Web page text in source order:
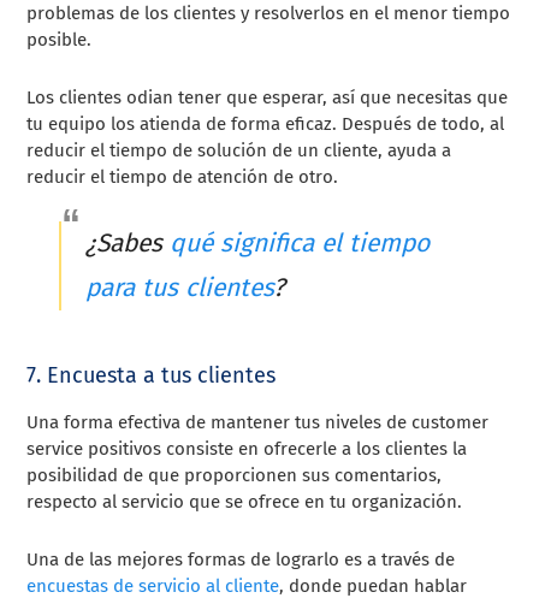
problemas de los clientes y resolverlos en el menor tiempo
posible.
Los clientes odian tener que esperar, así que necesitas que
tu equipo los atienda de forma eficaz. Después de todo, al
reducir el tiempo de solución de un cliente, ayuda a
reducir el tiempo de atención de otro.
¿Sabes qué significa el tiempo
para tus clientes?
7. Encuesta a tus clientes
Una forma efectiva de mantener tus niveles de customer
service positivos consiste en ofrecerle a los clientes la
posibilidad de que proporcionen sus comentarios,
respecto al servicio que se ofrece en tu organización.
Una de las mejores formas de lograrlo es a través de
encuestas de servicio al cliente, donde puedan hablar